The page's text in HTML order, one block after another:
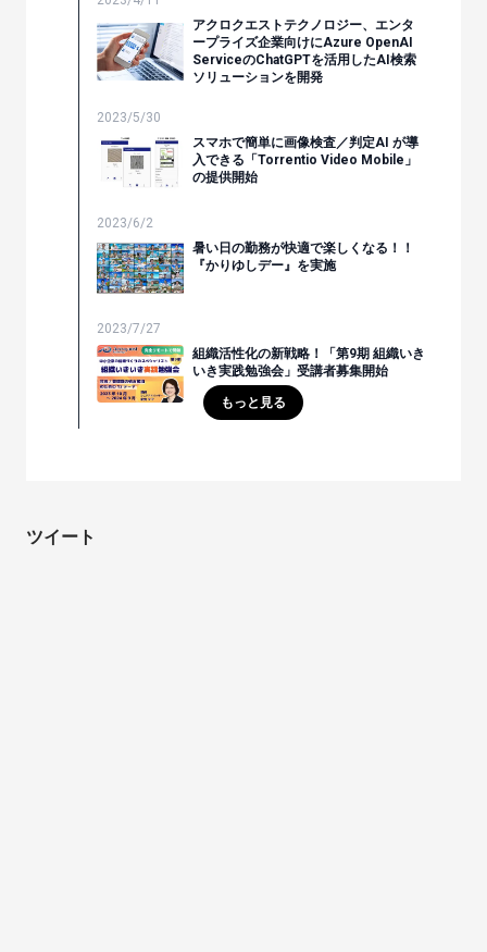
アクロクエストテクノロジー、エンタ
ープライズ企業向けにAzure OpenAI
ServiceのChatGPTを活用したAI検索
ソリューションを開発
2023/5/30
スマホで簡単に画像検査／判定AI が導
入できる「Torrentio Video Mobile」
の提供開始
2023/6/2
暑い日の勤務が快適で楽しくなる！！
『かりゆしデー』を実施
2023/7/27
組織活性化の新戦略！「第9期 組織いき
いき実践勉強会」受講者募集開始
もっと見る
ツイート